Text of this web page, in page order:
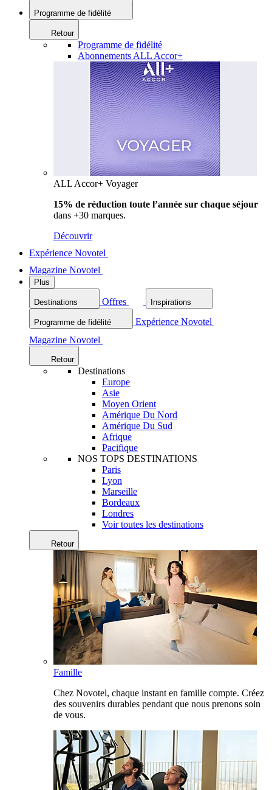
Programme de fidélité
Retour
Programme de fidélité
Abonnements ALL Accor+
ALL Accor+ Voyager
15% de réduction toute l’année sur chaque séjour
dans +30 marques.
Découvrir
Expérience Novotel
Magazine Novotel
Plus
Destinations Offres Inspirations
Programme de fidélité
Expérience Novotel
Magazine Novotel
Retour
Destinations
Europe
Asie
Moyen Orient
Amérique Du Nord
Amérique Du Sud
Afrique
Pacifique
NOS TOPS DESTINATIONS
Paris
Lyon
Marseille
Bordeaux
Londres
Voir toutes les destinations
Retour
Famille
Chez Novotel, chaque instant en famille compte. Créez
des souvenirs durables pendant que nous prenons soin
de vous.